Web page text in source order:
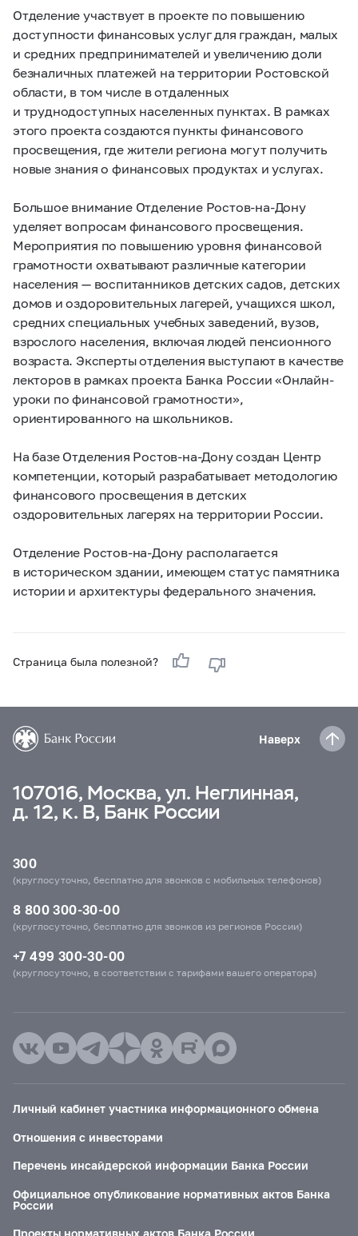
Отделение участвует в проекте по повышению
доступности финансовых услуг для граждан, малых
и средних предпринимателей и увеличению доли
безналичных платежей на территории Ростовской
области, в том числе в отдаленных
и труднодоступных населенных пунктах. В рамках
этого проекта создаются пункты финансового
просвещения, где жители региона могут получить
новые знания о финансовых продуктах и услугах.
Большое внимание Отделение Ростов-на-Дону
уделяет вопросам финансового просвещения.
Мероприятия по повышению уровня финансовой
грамотности охватывают различные категории
населения — воспитанников детских садов, детских
домов и оздоровительных лагерей, учащихся школ,
средних специальных учебных заведений, вузов,
взрослого населения, включая людей пенсионного
возраста. Эксперты отделения выступают в качестве
лекторов в рамках проекта Банка России «Онлайн-
уроки по финансовой грамотности»,
ориентированного на школьников.
На базе Отделения Ростов-на-Дону создан Центр
компетенции, который разрабатывает методологию
финансового просвещения в детских
оздоровительных лагерях на территории России.
Отделение Ростов-на-Дону располагается
в историческом здании, имеющем статус памятника
истории и архитектуры федерального значения.
Страница была полезной?
Наверх
107016, Москва, ул. Неглинная,
д. 12, к. В, Банк России
300
(круглосуточно, бесплатно для звонков с мобильных телефонов)
8 800 300-30-00
(круглосуточно, бесплатно для звонков из регионов России)
+7 499 300-30-00
(круглосуточно, в соответствии с тарифами вашего оператора)
Личный кабинет участника информационного обмена
Отношения с инвесторами
Перечень инсайдерской информации Банка России
Официальное опубликование нормативных актов Банка
России
Проекты нормативных актов Банка России